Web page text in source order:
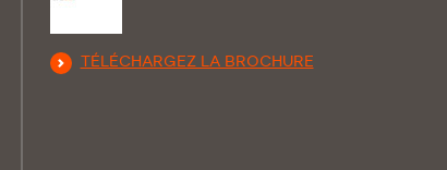
TÉLÉCHARGEZ LA BROCHURE